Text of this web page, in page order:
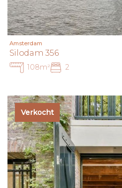
Amsterdam
Silodam 356
108m² 2
Verkocht